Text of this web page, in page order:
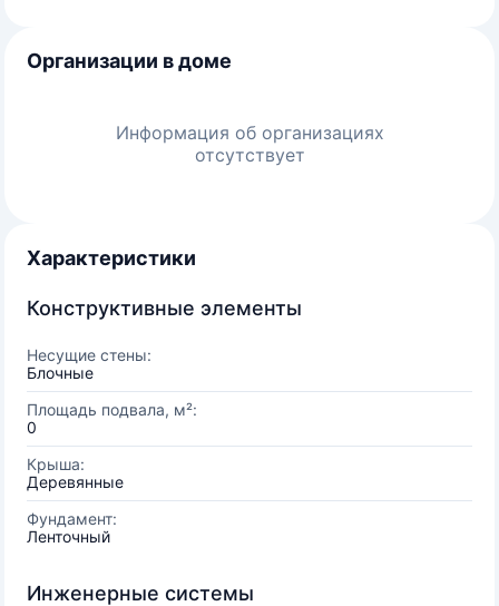
Организации в доме
Информация об организациях
отсутствует
Характеристики
Конструктивные элементы
Несущие стены:
Блочные
Площадь подвала, м²:
0
Крыша:
Деревянные
Фундамент:
Ленточный
Инженерные системы